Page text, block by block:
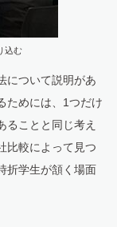
込む
について説明があ
ためには、1つだけ
ることと同じ考え
比較によって見つ
折学生が頷く場面